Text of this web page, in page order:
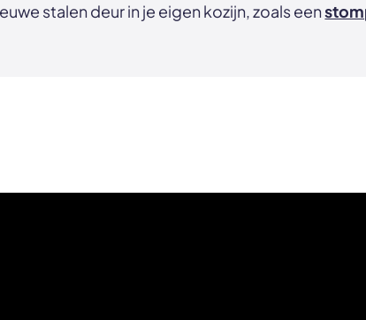
stalen deur in je eigen kozijn, zoals een